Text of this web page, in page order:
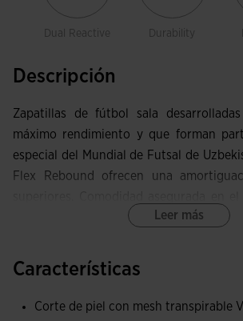
Dual Reactive Durability
Descripción
Zapatillas de fútbol sala
máximo rendimiento y que forman
especial del Mundial de Futsal de
Flex Rebound ofrecen una
Desarrolladas para alcanzar el máximo
mundo en el Mundial de fútbol sala 2024.
este deporte por su
Leer más
Características
Corte de piel con mesh transpirable